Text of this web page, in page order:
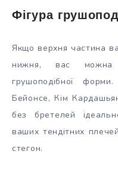
Фігура
Якщо верхня частина
нижня, вас можна
грушоподібної
Бейонсе, Кім
без бретелей
ваших тендітних
стегон.